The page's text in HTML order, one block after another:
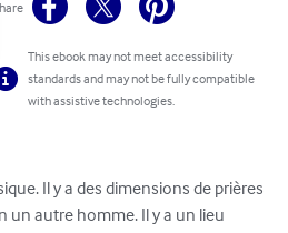
This ebook may not meet accessibility
standards and may not be fully compatible
with assistive technologies.
Il y a des dimensions de prières
autre homme. Il y a un lieu